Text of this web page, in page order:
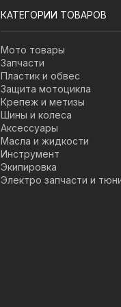
КАТЕГОРИИ ТОВАРОВ
Мото товары
Запчасти
Пластик и обвес
Защита мотоцикла
Крепеж и метизы
Шины и колеса
Аксессуары
Масла и жидкости
Инструмент
Экипировка
Электро запчасти и